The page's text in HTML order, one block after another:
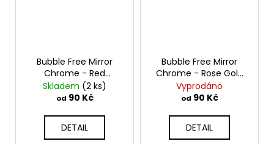
Bubble Free Mirror
Chrome - Red
Samolepící vinylová
folie TeckWrap
Skladem (2 ks)
od 90 Kč
DETAIL
Bubble Free Mirror
Chrome - Rose Gold
Samolepící vinylová
folie TeckWrap
Vyprodáno
od 90 Kč
DETAIL